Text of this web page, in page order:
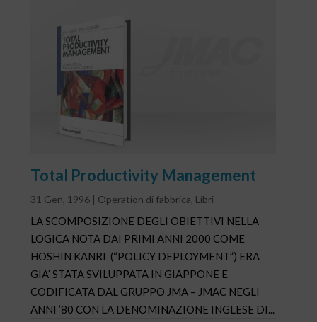
Total Productivity Management
31 Gen, 1996 | Operation di fabbrica, Libri
LA SCOMPOSIZIONE DEGLI OBIETTIVI NELLA
LOGICA NOTA DAI PRIMI ANNI 2000 COME
HOSHIN KANRI (“POLICY DEPLOYMENT”) ERA
GIA’ STATA SVILUPPATA IN GIAPPONE E
CODIFICATA DAL GRUPPO JMA – JMAC NEGLI
ANNI ’80 CON LA DENOMINAZIONE INGLESE DI...